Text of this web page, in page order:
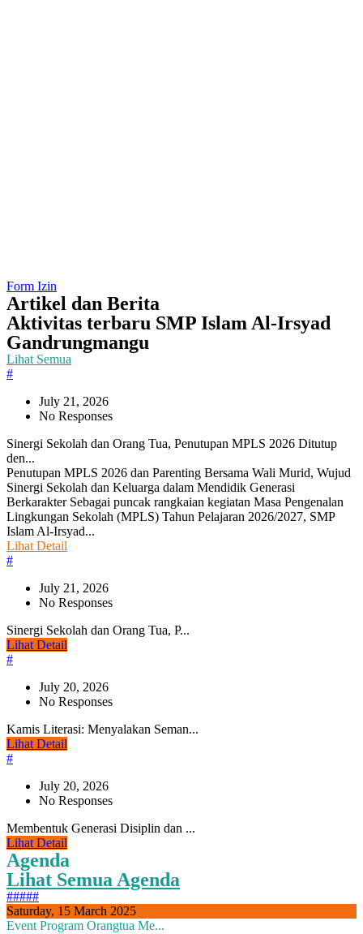
Form Izin
Artikel dan Berita
Aktivitas terbaru SMP Islam Al-Irsyad
Gandrungmangu
Lihat Semua
#
July 21, 2026
No Responses
Sinergi Sekolah dan Orang Tua, Penutupan MPLS 2026 Ditutup
den...
Penutupan MPLS 2026 dan Parenting Bersama Wali Murid, Wujud
Sinergi Sekolah dan Keluarga dalam Mendidik Generasi
Berkarakter Sebagai puncak rangkaian kegiatan Masa Pengenalan
Lingkungan Sekolah (MPLS) Tahun Pelajaran 2026/2027, SMP
Islam Al-Irsyad...
Lihat Detail
#
July 21, 2026
No Responses
Sinergi Sekolah dan Orang Tua, P...
Lihat Detail
#
July 20, 2026
No Responses
Kamis Literasi: Menyalakan Seman...
Lihat Detail
#
July 20, 2026
No Responses
Membentuk Generasi Disiplin dan ...
Lihat Detail
Agenda
Lihat Semua Agenda
#####
Saturday, 15 March 2025
Event Program Orangtua Me...